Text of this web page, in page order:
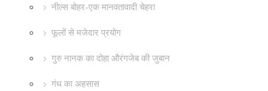
नील्स बोहर-एक मानवतावादी चेहरा
फूलों से मजेदार प्रयोग
गुरु नानक का दोहा औरंगजेब की जुबान
गंध का अहसास